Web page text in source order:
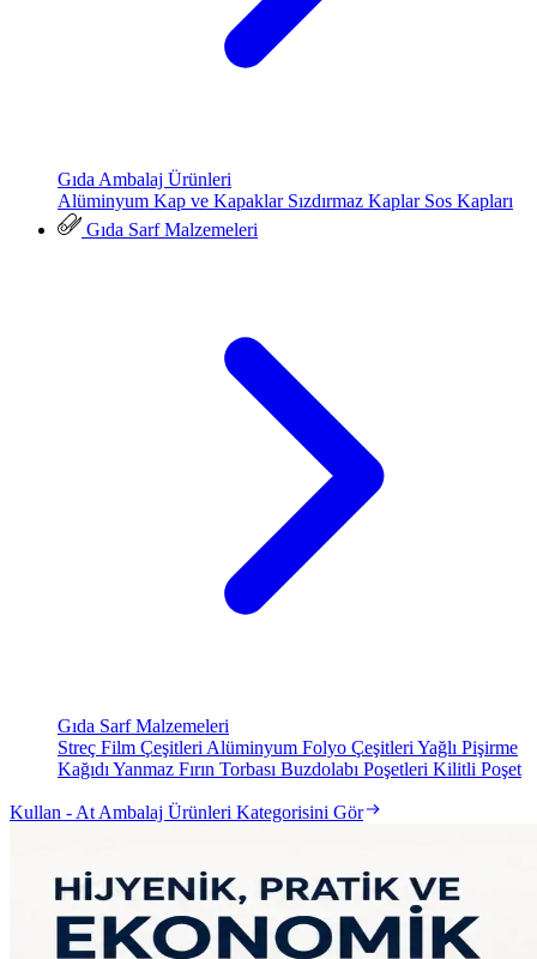
Gıda Ambalaj Ürünleri
Alüminyum Kap ve Kapaklar Sızdırmaz Kaplar Sos Kapları
Gıda Sarf Malzemeleri
Gıda Sarf Malzemeleri
Streç Film Çeşitleri Alüminyum Folyo Çeşitleri Yağlı Pişirme
Kağıdı Yanmaz Fırın Torbası Buzdolabı Poşetleri Kilitli Poşet
Kullan - At Ambalaj Ürünleri Kategorisini Gör